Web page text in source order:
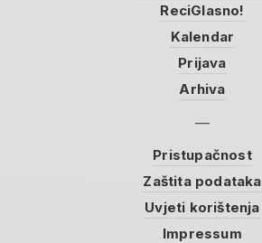
ReciGlasno!
Kalendar
Prijava
Arhiva
Pristupačnost
Zaštita podataka
Uvjeti korištenja
Impressum